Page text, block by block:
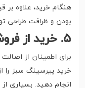
هنگام خرید، علاوه
بودن و ظرافت طراحی
۵. خرید از فروشگاه‌های معتبر
برای اطمینان از
خرید پیرسینگ سبز را
انجام دهید. بسیاری